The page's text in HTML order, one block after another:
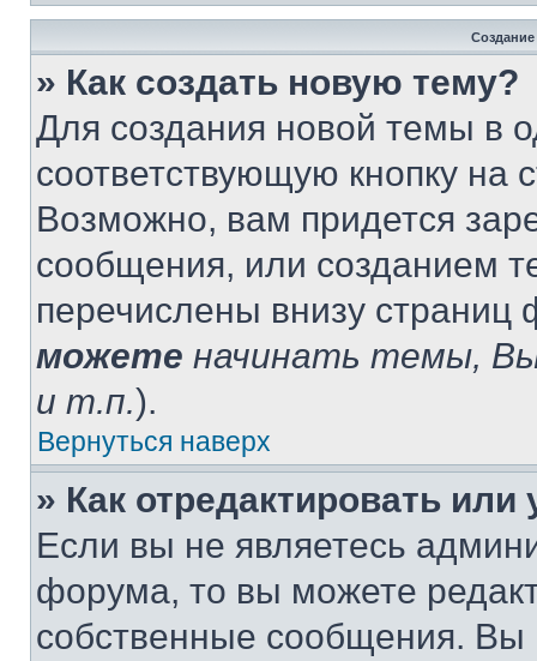
» Как создать новую тему?
Для создания новой темы в
соответствующую кнопку
Возможно, вам придется
сообщения, или созданием
перечислены внизу
можете начинать темы,
и т.п.).
Вернуться наверх
» Как отредактировать
Если вы не являетесь
форума, то вы можете
собственные сообщения. Вы